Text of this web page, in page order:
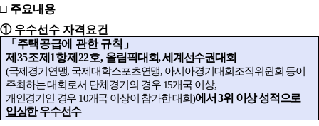
□ 주요내용
① 우수선수 자격요건
「 주택공급에 관한 규칙 」
제 35조제 1항제 22호, 올림픽대회,세계선수권대회
(국제경기연맹, 국제대학스포츠연맹, 아시아경기대회조직위원회 등이
주최하는 대회로서 단체경기의 경우 15개국 이상,
개인경기인 경우 10개국 이상이 참가한 대회)에서3위 이상 성적으로
입상한 우수선수